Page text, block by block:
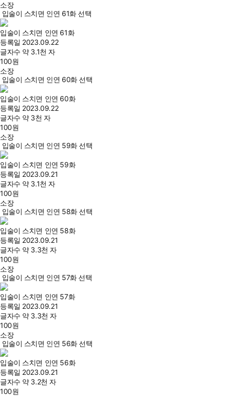
소장
입술이 스치면 인연 61화 선택
입술이 스치면 인연 61화
등록일 2023.09.22
글자수 약 3.1천 자
100원
소장
입술이 스치면 인연 60화 선택
입술이 스치면 인연 60화
등록일 2023.09.22
글자수 약 3천 자
100원
소장
입술이 스치면 인연 59화 선택
입술이 스치면 인연 59화
등록일 2023.09.21
글자수 약 3.1천 자
100원
소장
입술이 스치면 인연 58화 선택
입술이 스치면 인연 58화
등록일 2023.09.21
글자수 약 3.3천 자
100원
소장
입술이 스치면 인연 57화 선택
입술이 스치면 인연 57화
등록일 2023.09.21
글자수 약 3.3천 자
100원
소장
입술이 스치면 인연 56화 선택
입술이 스치면 인연 56화
등록일 2023.09.21
글자수 약 3.2천 자
100원